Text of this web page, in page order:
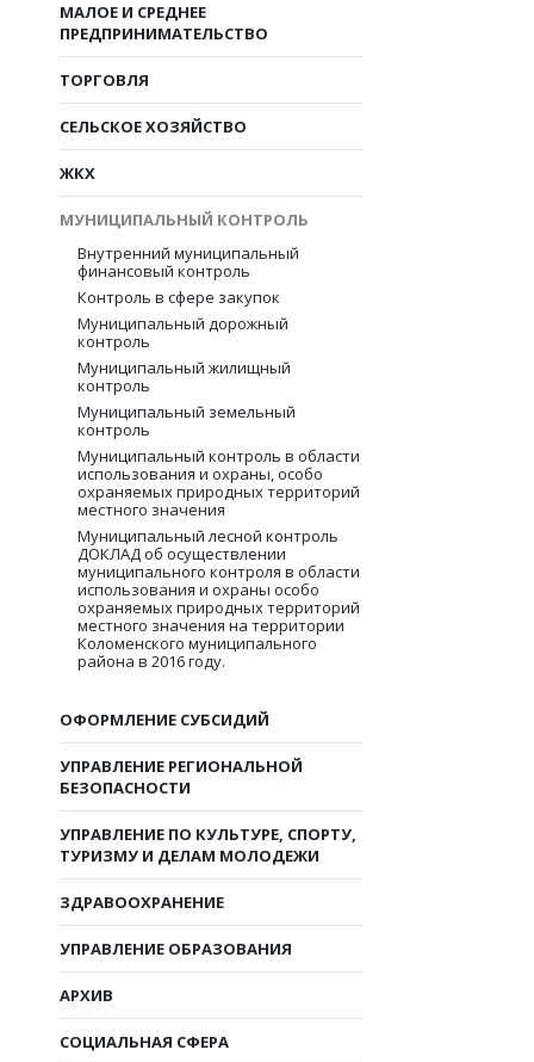
МАЛОЕ И СРЕДНЕЕ
ПРЕДПРИНИМАТЕЛЬСТВО
ТОРГОВЛЯ
СЕЛЬСКОЕ ХОЗЯЙСТВО
ЖКХ
МУНИЦИПАЛЬНЫЙ КОНТРОЛЬ
Внутренний муниципальный
финансовый контроль
Контроль в сфере закупок
Муниципальный дорожный
контроль
Муниципальный жилищный
контроль
Муниципальный земельный
контроль
Муниципальный контроль в области
использования и охраны, особо
охраняемых природных территорий
местного значения
Муниципальный лесной контроль
ДОКЛАД об осуществлении
муниципального контроля в области
использования и охраны особо
охраняемых природных территорий
местного значения на территории
Коломенского муниципального
района в 2016 году.
ОФОРМЛЕНИЕ СУБСИДИЙ
УПРАВЛЕНИЕ РЕГИОНАЛЬНОЙ
БЕЗОПАСНОСТИ
УПРАВЛЕНИЕ ПО КУЛЬТУРЕ, СПОРТУ,
ТУРИЗМУ И ДЕЛАМ МОЛОДЕЖИ
ЗДРАВООХРАНЕНИЕ
УПРАВЛЕНИЕ ОБРАЗОВАНИЯ
АРХИВ
СОЦИАЛЬНАЯ СФЕРА